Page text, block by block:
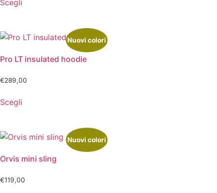
Scegli
Pro LT insulated hoodie
Nuovi colori
€289,00
Scegli
Orvis mini sling
Nuovi colori
€119,00